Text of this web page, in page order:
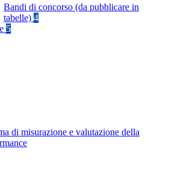
Bandi di concorso (da pubblicare in
tabelle) 4
5
di misurazione e valutazione della